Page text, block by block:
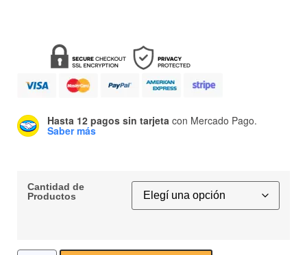
Hasta 12 pagos sin tarjeta con Mercado Pago.
Saber más
Cantidad de
Productos